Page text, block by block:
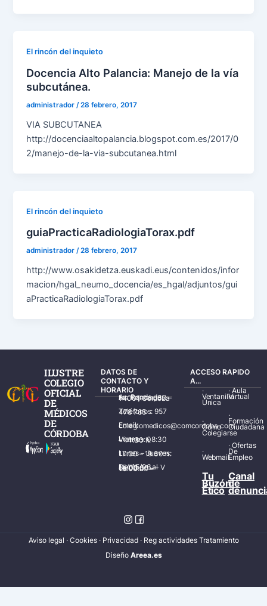
El rincón del inquieto
Docencia Alto Palancia: Manejo de la vía
subcutánea.
administrador/28 febrero, 2017
VIA SUBCUTANEA
http://docenciaaltopalancia.blogspot.com.es/2017/0
2/manejo-de-la-via-subcutanea.html
El rincón del inquieto
guiaPracticaRadiologiaTorax.pdf
administrador/28 febrero, 2017
http://www.osakidetza.euskadi.eus/contenidos/infor
macion/hgal_neumo_docencia/es_hgal/adjuntos/gui
aPracticaRadiologiaTorax.pdf
ILUSTRE
COLEGIO
OFICIAL
DE
MÉDICOS
DE
CÓRDOBA
DATOS DE
CONTACTO Y
HORARIO
Av. Ronda de los Tejares, 32 – 14001 Córdoba
Teléfonos: 957 478 785
Email: colegiomedicos@comcordoba.com
Lunes – Viernes: 08:30 – 14:30 h.
Lunes – Jueves: 17:00 – 19:30 h.
Del 15/06 al 15/09 de L – V de 08:00 – 15:00 h.
ACCESO RAPIDO
A...
·
Ventanilla
Única
·
Cómo
Colegiarse
·
Webmail
·Aula
Virtual
·
Formación
Ciudadana
·Ofertas
De
Empleo
Tu
Buzón
Ético
Canal
de
Aviso legal · Cookies· Privacidad · Reg actividades Tratamiento
Diseño Areea.es